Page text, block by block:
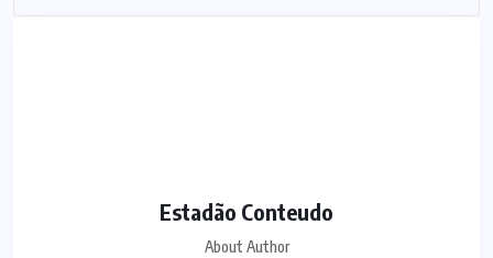
Estadão Conteudo
About Author